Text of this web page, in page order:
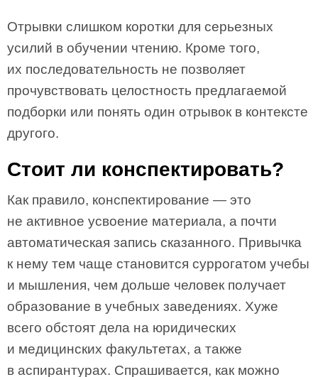
Отрывки слишком коротки для серьезных
усилий в обучении чтению. Кроме того,
их последовательность не позволяет
прочувствовать целостность предлагаемой
подборки или понять один отрывок в контексте
другого.
Стоит ли конспектировать?
Как правило, конспектирование — это
не активное усвоение материала, а почти
автоматическая запись сказанного. Привычка
к нему тем чаще становится суррогатом учебы
и мышления, чем дольше человек получает
образование в учебных заведениях. Хуже
всего обстоят дела на юридических
и медицинских факультетах, а также
в аспирантурах. Спрашивается, как можно